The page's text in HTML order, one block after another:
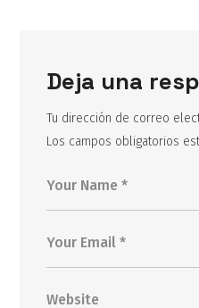
Deja una
Tu dirección de correo
Los campos obligatorios